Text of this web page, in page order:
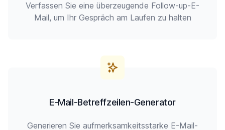
Verfassen Sie eine überzeugende Follow-up-E-
Mail, um Ihr Gespräch am Laufen zu halten
E-Mail-Betreffzeilen-Generator
Generieren Sie aufmerksamkeitsstarke E-Mail-